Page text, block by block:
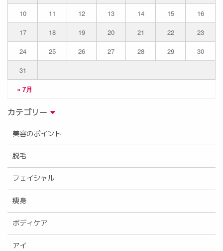
« 7月
10
11 12 13 14 15
16
17
18 19 20 21 22
23
24
25 26 27 28 29
30
31
カテゴリー
美容のポイント
脱毛
フェイシャル
痩身
ボディケア
アイ